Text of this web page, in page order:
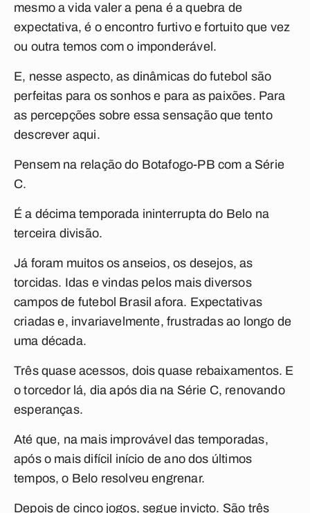
mesmo a vida valer a pena é a quebra de
expectativa, é o encontro furtivo e fortuito que vez
ou outra temos com o imponderável.
E, nesse aspecto, as dinâmicas do futebol são
perfeitas para os sonhos e para as paixões. Para
as percepções sobre essa sensação que tento
descrever aqui.
Pensem na relação do Botafogo-PB com a Série
C.
É a décima temporada ininterrupta do Belo na
terceira divisão.
Já foram muitos os anseios, os desejos, as
torcidas. Idas e vindas pelos mais diversos
campos de futebol Brasil afora. Expectativas
criadas e, invariavelmente, frustradas ao longo de
uma década.
Três quase acessos, dois quase rebaixamentos. E
o torcedor lá, dia após dia na Série C, renovando
esperanças.
Até que, na mais improvável das temporadas,
após o mais difícil início de ano dos últimos
tempos, o Belo resolveu engrenar.
Depois de cinco jogos, segue invicto. São três